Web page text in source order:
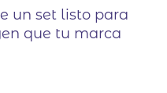
un set listo para
que tu marca